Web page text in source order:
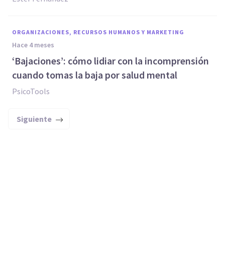
ORGANIZACIONES, RECURSOS HUMANOS Y MARKETING
hace 4 meses
‘Bajaciones’: cómo lidiar con la incomprensión
cuando tomas la baja por salud mental
PsicoTools
Siguiente